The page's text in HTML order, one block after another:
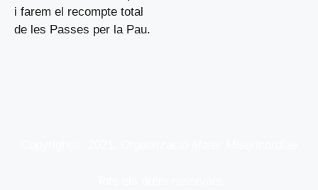
i farem el recompte total
de les Passes per la Pau.